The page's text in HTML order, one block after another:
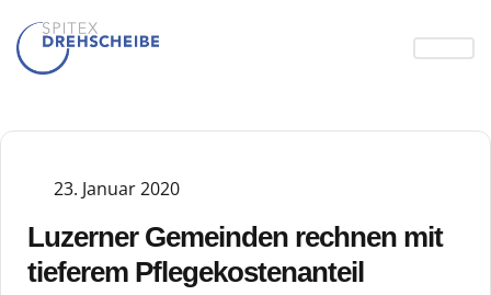
23. Januar 2020
Luzerner Gemeinden rechnen mit
tieferem Pflegekostenanteil